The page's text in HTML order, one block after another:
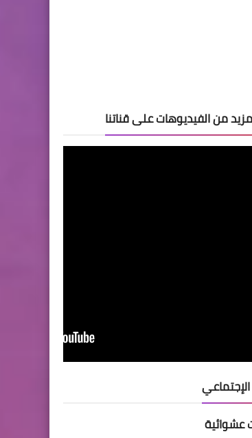
من الفيديوهات على قناتنا
عشوائية